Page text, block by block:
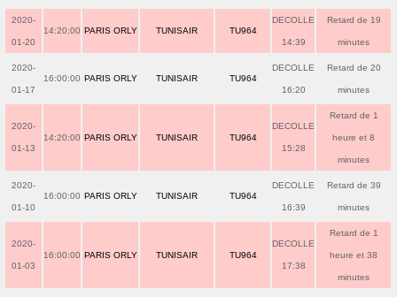
2020-
01-20
14:20:00 PARIS ORLY TUNISAIR TU964
DECOLLE
14:39
Retard de 19
minutes
2020-
01-17
16:00:00 PARIS ORLY TUNISAIR TU964
DECOLLE
16:20
Retard de 20
minutes
2020-
01-13
14:20:00 PARIS ORLY TUNISAIR TU964
DECOLLE
15:28
Retard de 1
heure et 8
minutes
2020-
01-10
16:00:00 PARIS ORLY TUNISAIR TU964
DECOLLE
16:39
Retard de 39
minutes
2020-
01-03
16:00:00 PARIS ORLY TUNISAIR TU964
DECOLLE
17:38
Retard de 1
heure et 38
minutes